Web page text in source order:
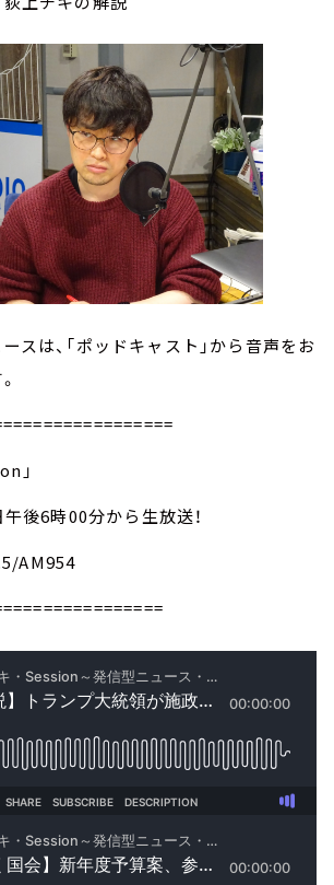
スは、「ポッドキャスト」から音声をお
」
後6時00分から生放送！
AM954